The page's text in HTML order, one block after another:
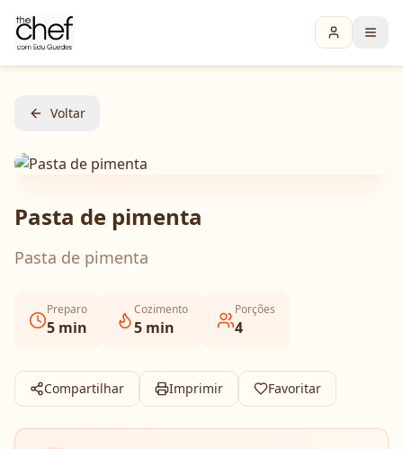
Voltar
Pasta de pimenta
Pasta de pimenta
Preparo
5 min
Cozimento
5 min
Porções
4
Compartilhar Imprimir Favoritar